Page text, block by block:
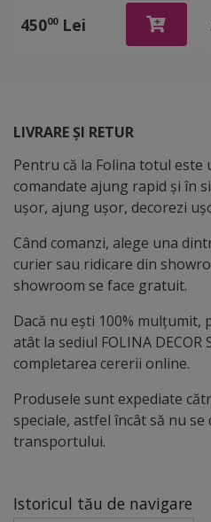
satinată, rolă de
45000Lei
LIVRARE ȘI RETUR
Pentru că la Folina totul este
comandate ajung rapid și în
ușor, ajung ușor, decorezi
Când comanzi, alege una
curier sau ridicare din
showroom se face gratuit.
Dacă nu ești 100%
atât la sediul FOLINA DECOR
completarea cererii online.
Produsele sunt expediate
speciale, astfel încât să nu
transportului.
Istoricul tău de navigare